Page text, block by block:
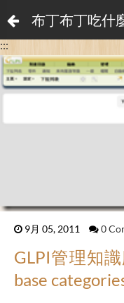
布丁布丁吃什
:::
9月 05, 2011 0
GLPI管理知
base